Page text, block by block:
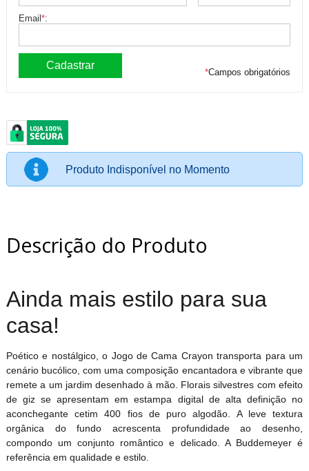
Email*:
*Campos obrigatórios
Produto Indisponível no Momento
Descrição do Produto
Ainda mais estilo para sua
casa!
Poético e nostálgico, o Jogo de Cama Crayon transporta para um
cenário bucólico, com uma composição encantadora e vibrante que
remete a um jardim desenhado à mão. Florais silvestres com efeito
de giz se apresentam em estampa digital de alta definição no
aconchegante cetim 400 fios de puro algodão. A leve textura
orgânica do fundo acrescenta profundidade ao desenho,
compondo um conjunto romântico e delicado. A Buddemeyer é
referência em qualidade e estilo.